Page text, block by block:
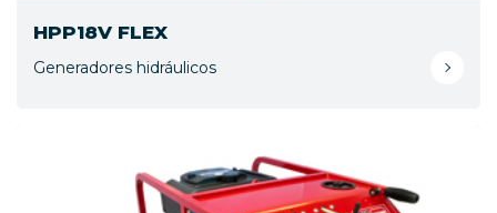
HPP18V FLEX
Generadores hidráulicos